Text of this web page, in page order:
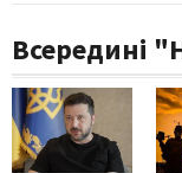
Всередині